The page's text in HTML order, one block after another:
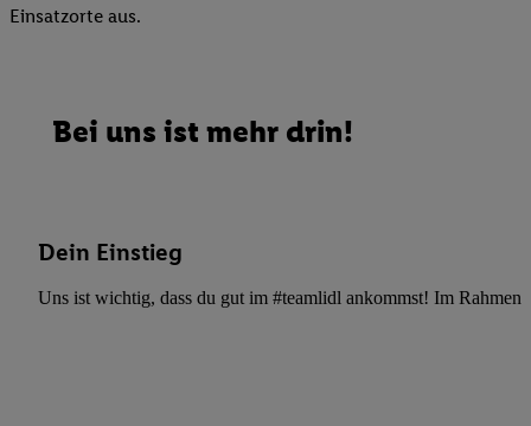
Einsatzorte aus.
Bei uns ist mehr drin!
Dein Einstieg
Uns ist wichtig, dass du gut im #teamlidl ankommst! Im Rahmen